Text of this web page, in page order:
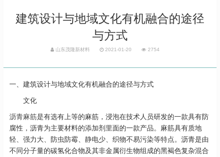
建筑设计与地域文化有机融合的途径
与方式
山东茂隆新材料 2021-01-20 2754
一、建筑设计与地域文化有机融合的途径与方式
文化
沥青麻筋是有选有上等的麻筋，浸泡在技术人员研发的一款具有防
腐性，沥青为主要材料的添加剂里面的一款产品。麻筋具有质地
轻、强力大、防虫防霉、静电少、织物不易污染等特点。沥青是由
不同分子量的碳氢化合物及其非金属衍生物组成的黑褐色复杂混合